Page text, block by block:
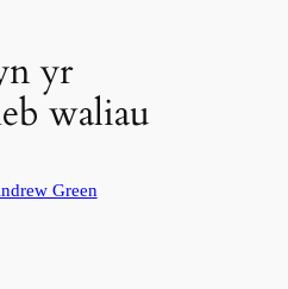
yr
waliau
Green